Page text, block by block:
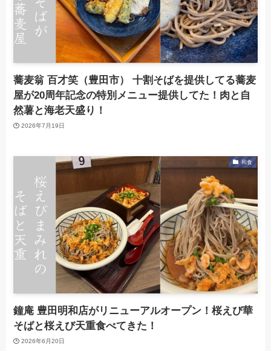
蕎麦翁 百才笑（豊田市） 十割そばを提供してる蕎麦
屋が20周年記念の特別メニュー提供してた！肉と自
然薯と海老天盛り！
2026年7月19日
和食
鐘庵 豊田明和店がリニューアルオープン！桜えび華
そばと桜えび天重食べてきた！
2026年6月20日